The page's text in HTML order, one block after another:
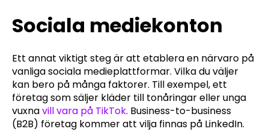
Sociala mediekonton
Ett annat viktigt steg är att etablera en närvaro på
vanliga sociala medieplattformar. Vilka du väljer
kan bero på många faktorer. Till exempel, ett
företag som säljer kläder till tonåringar eller unga
vuxnavill vara på TikTok. Business-to-business
(B2B) företag kommer att vilja finnas på LinkedIn.